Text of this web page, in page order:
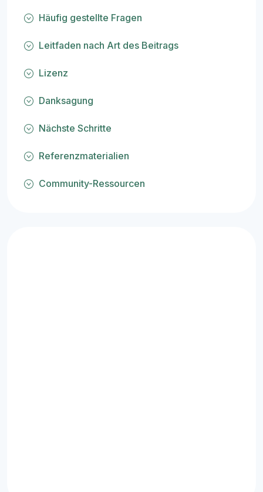
Häufig gestellte Fragen
Leitfaden nach Art des Beitrags
Lizenz
Danksagung
Nächste Schritte
Referenzmaterialien
Community-Ressourcen